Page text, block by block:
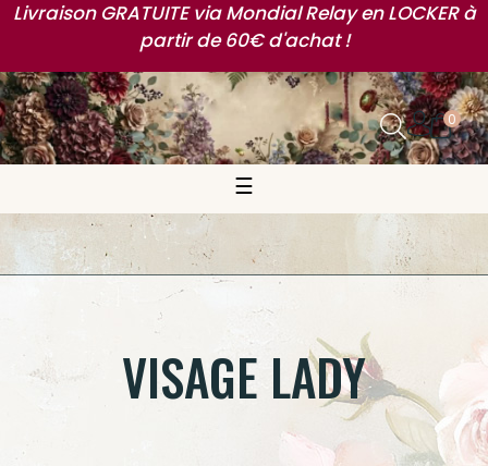
Livraison GRATUITE via Mondial Relay en LOCKER à
partir de 60€ d'achat !
0
Basculer la navigation
☰
VISAGE LADY